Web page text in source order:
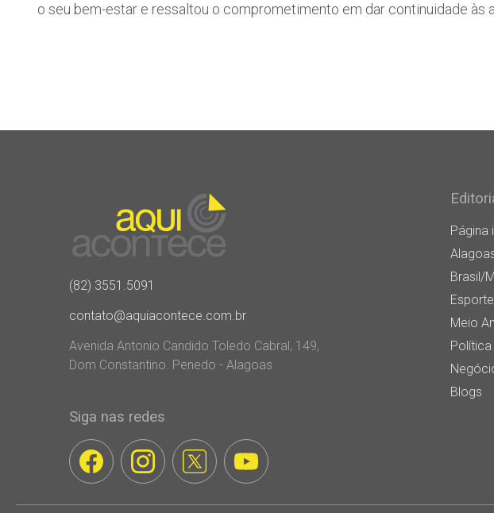
o seu bem-estar e ressaltou o comprometimento em dar continuidade às
(82) 3551.5091
contato@aquiacontece.com.br
Avenida Antonio Candido Toledo Cabral, 149,
Dom Constantino. Penedo - Alagoas
Siga nas redes
Página
Brasil/
Esporte
Meio
Política
Blogs